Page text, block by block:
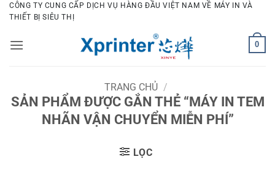
Bỏ
qua
dung
CÔNG TY CUNG CẤP DỊCH VỤ HÀNG ĐẦU VIỆT NAM VỀ MÁY IN VÀ
THIẾT BỊ SIÊU THỊ
0
TRANG CHỦ /
SẢN PHẨM ĐƯỢC GẮN THẺ “MÁY IN TEM
NHÃN VẬN CHUYỂN MIỄN PHÍ”
LỌC